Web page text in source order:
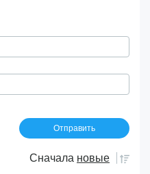
Сначала новые